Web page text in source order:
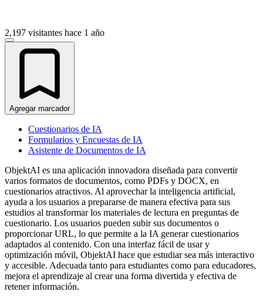
2,197 visitantes hace 1 año
Agregar marcador
Cuestionarios de IA
Formularios y Encuestas de IA
Asistente de Documentos de IA
ObjektAI es una aplicación innovadora diseñada para convertir
varios formatos de documentos, como PDFs y DOCX, en
cuestionarios atractivos. Al aprovechar la inteligencia artificial,
ayuda a los usuarios a prepararse de manera efectiva para sus
estudios al transformar los materiales de lectura en preguntas de
cuestionario. Los usuarios pueden subir sus documentos o
proporcionar URL, lo que permite a la IA generar cuestionarios
adaptados al contenido. Con una interfaz fácil de usar y
optimización móvil, ObjektAI hace que estudiar sea más interactivo
y accesible. Adecuada tanto para estudiantes como para educadores,
mejora el aprendizaje al crear una forma divertida y efectiva de
retener información.